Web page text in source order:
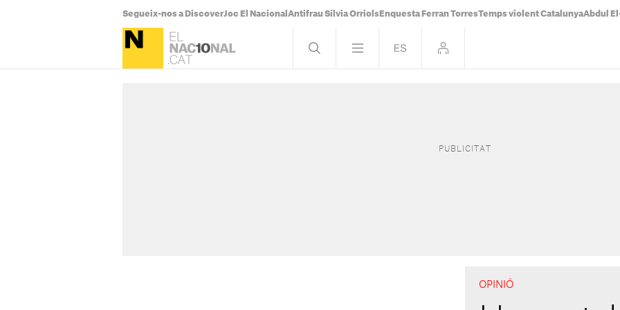
Segueix-nos a DiscoverJoc El Nacional Antifrau Sílvia Orriols Enquesta Ferran TorresTemps violent CatalunyaAbdul
OPINIÓ